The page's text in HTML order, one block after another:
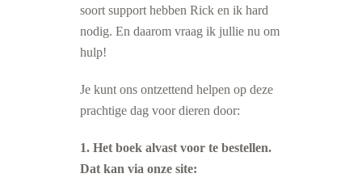
soort support hebben Rick en ik hard
nodig. En daarom vraag ik jullie nu om
hulp!
Je kunt ons ontzettend helpen op deze
prachtige dag voor dieren door:
1. Het boek alvast voor te bestellen.
Dat kan via onze site: